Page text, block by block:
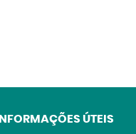
INFORMAÇÕES ÚTEIS